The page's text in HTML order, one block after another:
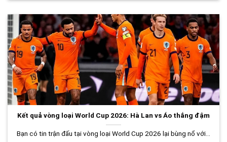
Kết quả vòng loại World Cup 2026: Hà Lan vs Áo thắng đậm
Bạn có tin trận đấu tại vòng loại World Cup 2026 lại bùng nổ với...